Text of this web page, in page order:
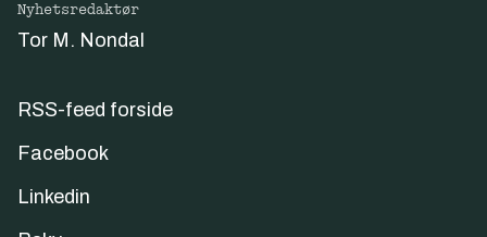
Nyhetsredaktør
Tor M. Nondal
RSS-feed forside
Facebook
Linkedin